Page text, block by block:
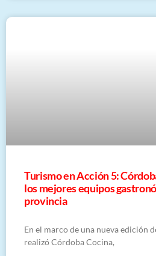
Turismo en Acción 5:
los mejores equipos
provincia
En el marco de una nueva edición
realizó Córdoba Cocina,